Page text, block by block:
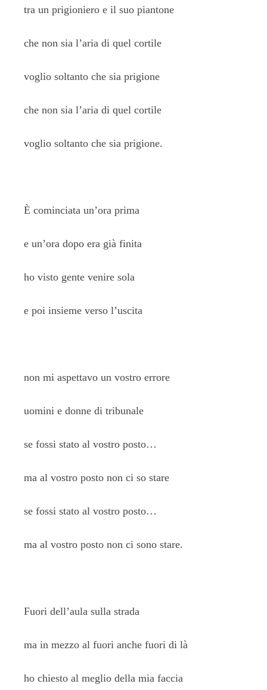
tra un prigioniero e il suo piantone
che non sia l’aria di quel cortile
voglio soltanto che sia prigione
che non sia l’aria di quel cortile
voglio soltanto che sia prigione.
È cominciata un’ora prima
e un’ora dopo era già finita
ho visto gente venire sola
e poi insieme verso l’uscita
non mi aspettavo un vostro errore
uomini e donne di tribunale
se fossi stato al vostro posto…
ma al vostro posto non ci so stare
se fossi stato al vostro posto…
ma al vostro posto non ci sono stare.
Fuori dell’aula sulla strada
ma in mezzo al fuori anche fuori di là
ho chiesto al meglio della mia faccia